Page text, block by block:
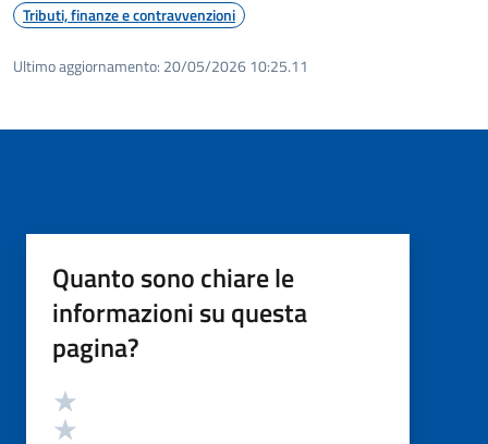
Tributi, finanze e contravvenzioni
Ultimo aggiornamento: 20/05/2026 10:25.11
Quanto sono chiare le
informazioni su questa
pagina?
Valutazione